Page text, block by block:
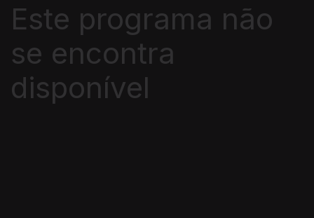
Este programa não
se encontra
disponível